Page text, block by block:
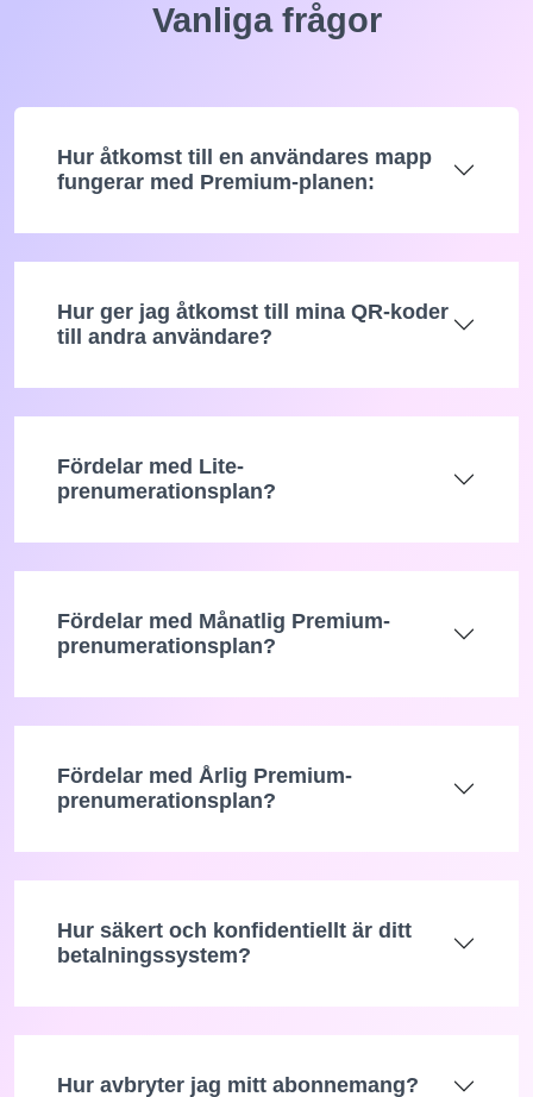
Vanliga frågor
Hur åtkomst till en användares mapp
fungerar med Premium-planen:
Hur ger jag åtkomst till mina QR-koder
till andra användare?
Fördelar med Lite-
prenumerationsplan?
Fördelar med Månatlig Premium-
prenumerationsplan?
Fördelar med Årlig Premium-
prenumerationsplan?
Hur säkert och konfidentiellt är ditt
betalningssystem?
Hur avbryter jag mitt abonnemang?